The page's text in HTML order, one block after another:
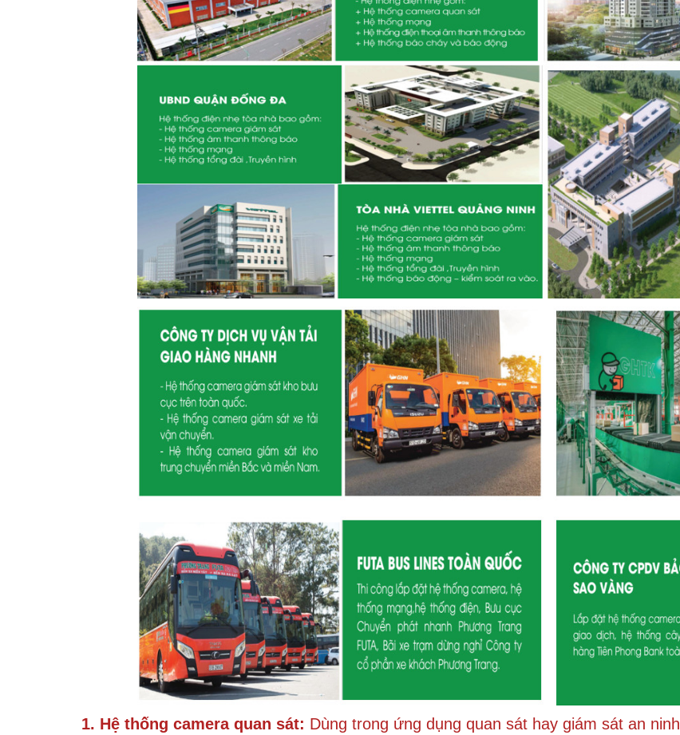
1. Hệ thống camera quan sát: Dùng trong ứng dụng quan sát hay giám sát an ninh